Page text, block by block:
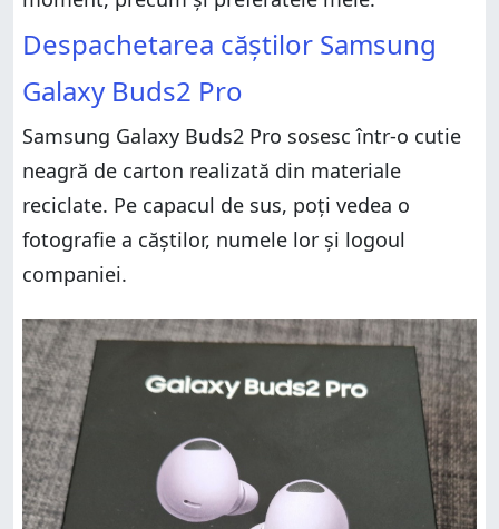
Despachetarea căștilor Samsung
Galaxy Buds2 Pro
Samsung Galaxy Buds2 Pro sosesc într-o cutie
neagră de carton realizată din materiale
reciclate. Pe capacul de sus, poți vedea o
fotografie a căștilor, numele lor și logoul
companiei.